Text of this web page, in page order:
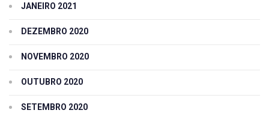
JANEIRO 2021
DEZEMBRO 2020
NOVEMBRO 2020
OUTUBRO 2020
SETEMBRO 2020